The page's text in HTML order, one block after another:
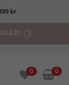
kr
0 0